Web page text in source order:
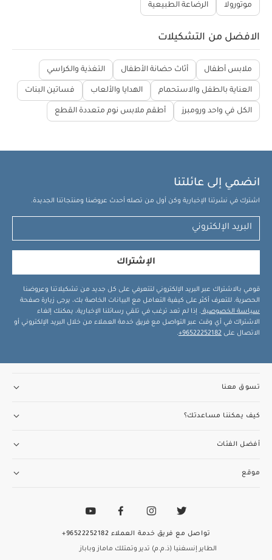
موتورولا الرضاعة الطبيعية
الافضل من التشكيلات
ملابس أطفال أثاث حضانة الأطفال التغذية والكراسي
العناية بالطفل والاستحمام الهدايا والألعاب فساتين البنات
الكل في واحد ورومبرز أطقم ملابس نوم متعددة القطع
انضمي إلى عائلتنا
اشترك في نشرتنا الإخبارية وكن أول من تصله أحدث عروضنا ومنتجاتنا الجديدة.
الإشتراك
قومي بالاشتراك عبر البريد الإلكتروني لتتعرفي على كل جديد من تشكيلاتنا وعروضنا
الحصرية. للتعرف أكثر على كيفية التعامل مع البيانات الخاصة بك، يرجى زيارة صفحة
سياسة الخصوصية . إذا لم تعد ترغب في تلقي رسائلنا الإخبارية، يمكنك إلغاء
الاشتراك في أي وقت عبر التواصل مع فريق خدمة العملاء من خلال البريد الإلكتروني أو
الاتصال على 96522252182+
.
تسوق معنا
كيف يمكننا مساعدتك؟
أفضل الفئات
موقع
الطاير إنسغنيا (ذ.م.م) تدير وتمتلك ماماز وباباز
تواصل مع فريق خدمة العملاء 96522252182+